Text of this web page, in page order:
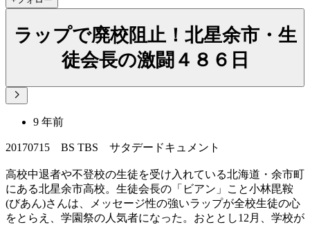
ラップで廃校阻止！北星余市・生
徒会長の激闘４８６日
9 年前
20170715 BS TBS サタデードキュメント
高校中退者や不登校の生徒を受け入れている北海道・余市町
にある北星余市高校。生徒会長の「ビアン」こと小林毘鞍
(びあん)さんは、メッセージ性の強いラップが全校生徒の心
をとらえ、学園祭の人気者になった。おととし12月、学校が